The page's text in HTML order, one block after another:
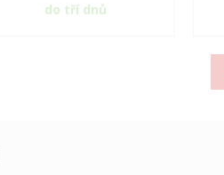
do tří dnů